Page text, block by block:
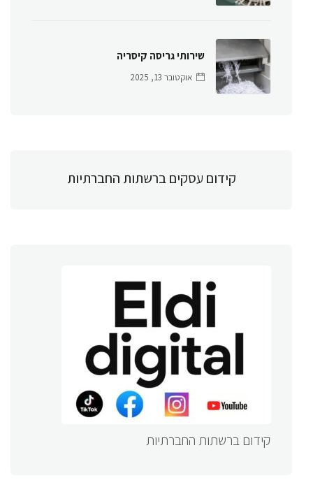
שירותי גריסה קיסריה
אוקטובר 13, 2025
קידום עסקים ברשתות החברתיות
קידום ברשתות החברתיות